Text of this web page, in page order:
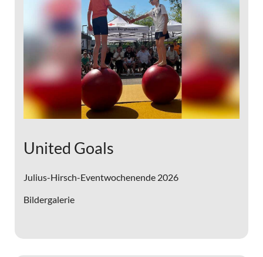
United Goals
Julius-Hirsch-Eventwochenende 2026
Bildergalerie